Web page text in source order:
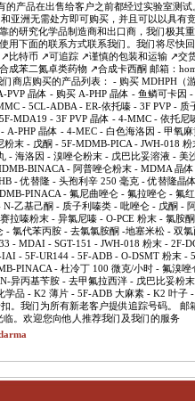
的产品在出售给客户之前都经过实验室测
亚洲无需处方即可购买，并且可以以具有
的研究化学品制造商和出口商，我们极其
用下面的联系方式联系我们。我们将尽
比特币 ↗️可追踪 ↗️谨慎的包装和运输 ↗️交
苯二氮卓类药物 ↗️合成卡西酮 邮箱：
们商店购买的产品列表： - 购买 MDHPH
晶体 - 购买 A-PHP 晶体 - 鱼鳞可卡因
- 5CL-ADBA - ER-依托嗪 - 3F PVP -
MDA19 - 3F PVP 晶体 - 4-MMC - 依托
A-PHP 晶体 - 4-MEC - 白色海洛因 - 甲氧
末 - 戊酮 - 5F-MDMB-PICA - JWH-018
- 海洛因 - 溴唑仑粉末 - 戊巴比妥溶液 -
BINACA - 阿普唑仑粉末 - MDMA 晶
- 优替隆 - 头孢利辛 250 毫克 - 优替隆
PINACA - 氟尼曲唑仑 - 氟拉唑仑 - 氟
乙基己酮 - 质子利嗪类 - 吡唑仑 - 戊酮 -
拉嗪粉末 - 异氯尼嗪 - O-PCE 粉末 - 氯胺
氯代苯丙胺 - 去氯氯胺酮 -地塞米松 - 双
- MDAI - SGT-151 - JWH-018 粉末 - 2F-
- 5F-UR144 - 5F-ADB - O-DSMT 粉末
PINACA - 杜冷丁 100 微克/小时 - 氟溴
异丙基苄胺 - 去甲氟拉西泮 - 戊巴比妥粉
学品 - K2 薄片 - 5F-ADB 大麻素 - K2 叶
。我们为所有新老客户提供追踪号码。 邮
临。欢迎您向他人推荐我们及我们的服务